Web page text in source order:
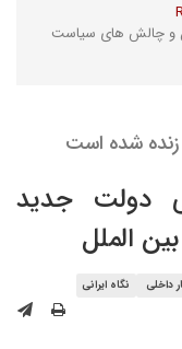
و چالش های سیاست
زنده شده است
دولت جدید
الملل
داخلی نگاه ایرانی